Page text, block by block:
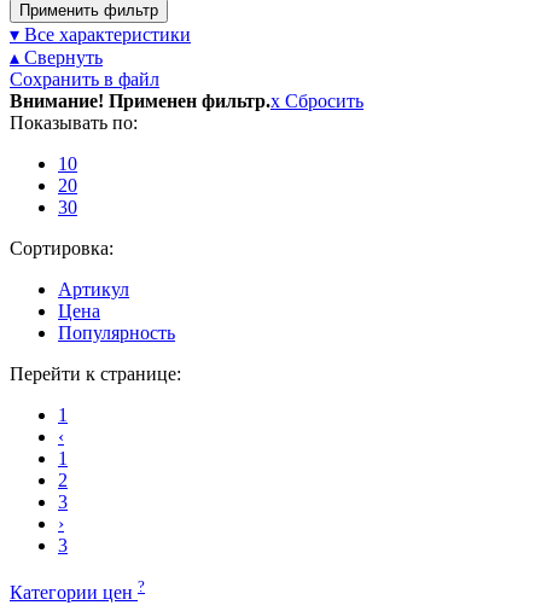
Применить фильтр
▾ Все характеристики
▴ Свернуть
Сохранить в файл
Внимание! Применен фильтр.x Сбросить
Показывать по:
10
20
30
Сортировка:
Артикул
Цена
Популярность
Перейти к странице:
1
‹
1
2
3
›
3
Категории цен ?